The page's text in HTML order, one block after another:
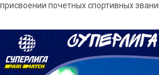
присвоении почетных спортивных